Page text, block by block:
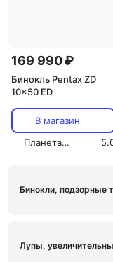
169 990 ₽
Бинокль Pentax ZD
10x50 ED
В магазин
Планетарий Магазин
Бинокли, подзорные
Лупы,